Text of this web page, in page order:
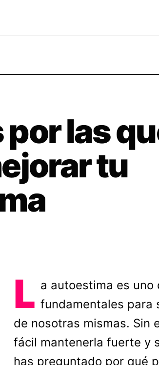
por las
tu
L a autoestima es uno
fundamentales para
de nosotras mismas. Sin
fácil mantenerla fuerte y
has preguntado por qué